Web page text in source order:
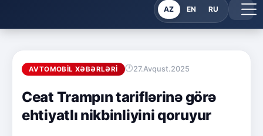
AZ EN RU
AVTOMOBIL XƏBƏRLƏRI 27.Avqust.2025
Ceat Trampın tariflərinə görə
ehtiyatlı nikbinliyini qoruyur